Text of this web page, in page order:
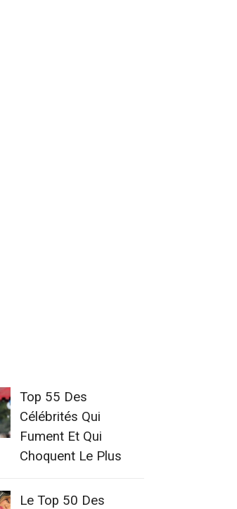
Top 55 Des
Célébrités Qui
Fument Et Qui
Choquent Le Plus
Le Top 50 Des